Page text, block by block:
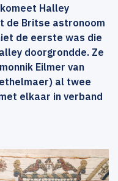
Halley
de Britse astronoom
de eerste was die
doorgrondde. Ze
Eilmer van
al twee
elkaar in verband